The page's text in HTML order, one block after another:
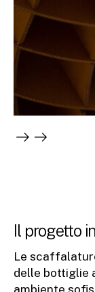
Il progetto
Le
delle bottiglie